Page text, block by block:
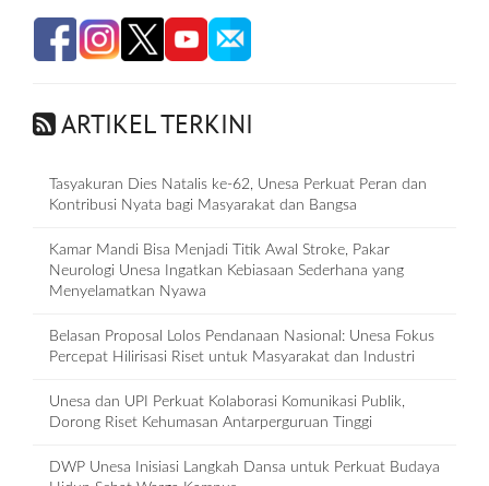
ARTIKEL TERKINI
Tasyakuran Dies Natalis ke-62, Unesa Perkuat Peran dan
Kontribusi Nyata bagi Masyarakat dan Bangsa
Kamar Mandi Bisa Menjadi Titik Awal Stroke, Pakar
Neurologi Unesa Ingatkan Kebiasaan Sederhana yang
Menyelamatkan Nyawa
Belasan Proposal Lolos Pendanaan Nasional: Unesa Fokus
Percepat Hilirisasi Riset untuk Masyarakat dan Industri
Unesa dan UPI Perkuat Kolaborasi Komunikasi Publik,
Dorong Riset Kehumasan Antarperguruan Tinggi
DWP Unesa Inisiasi Langkah Dansa untuk Perkuat Budaya